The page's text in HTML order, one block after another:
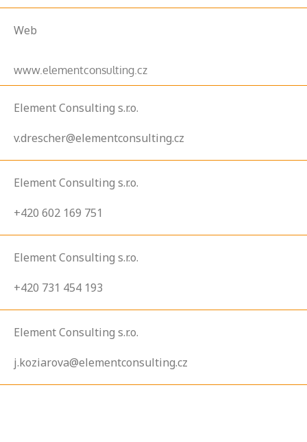
Web
www.elementconsulting.cz
Element Consulting s.r.o.
v.drescher@elementconsulting.cz
Element Consulting s.r.o.
+420 602 169 751
Element Consulting s.r.o.
+420 731 454 193
Element Consulting s.r.o.
j.koziarova@elementconsulting.cz